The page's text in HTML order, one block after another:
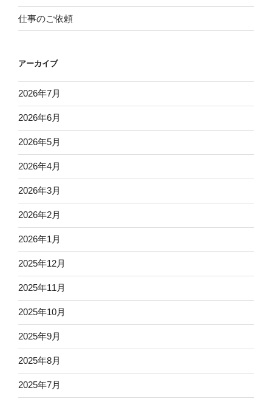
仕事のご依頼
アーカイブ
2026年7月
2026年6月
2026年5月
2026年4月
2026年3月
2026年2月
2026年1月
2025年12月
2025年11月
2025年10月
2025年9月
2025年8月
2025年7月